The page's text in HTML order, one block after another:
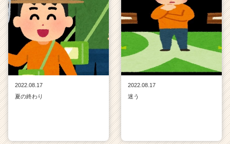
2022.08.17
夏の終わり
2022.08.17
迷う